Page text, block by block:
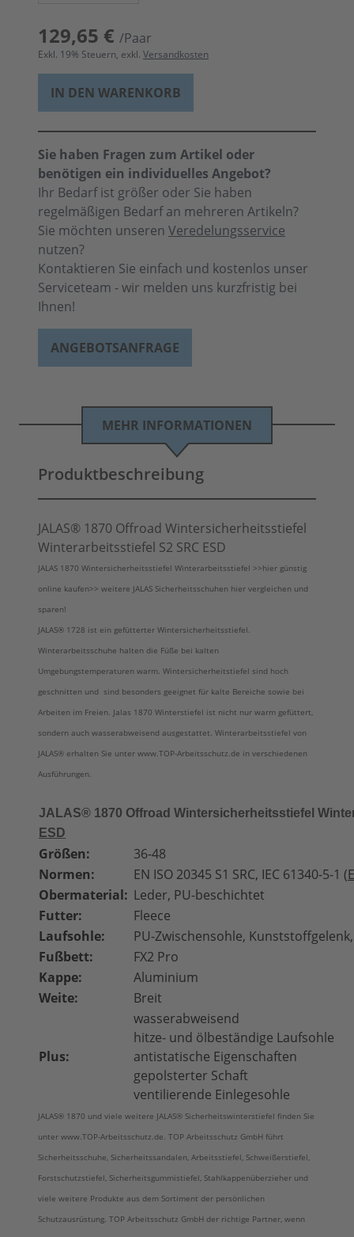
129,65 € /Paar
Exkl. 19% Steuern, exkl. Versandkosten
IN DEN WARENKORB
Sie haben Fragen zum Artikel oder
benötigen ein individuelles Angebot?
Ihr Bedarf ist größer oder Sie haben
regelmäßigen Bedarf an mehreren Artikeln?
Sie möchten unseren Veredelungsservice
nutzen?
Kontaktieren Sie einfach und kostenlos unser
Serviceteam - wir melden uns kurzfristig bei
Ihnen!
ANGEBOTSANFRAGE
MEHR INFORMATIONEN
Produktbeschreibung
JALAS® 1870 Offroad Wintersicherheitsstiefel
Winterarbeitsstiefel S2 SRC ESD
JALAS 1870 Wintersicherheitsstiefel Winterarbeitsstiefel >>hier günstig
online kaufen>> weitere JALAS Sicherheitsschuhen hier vergleichen und
sparen!
JALAS® 1728 ist ein gefütterter Wintersicherheitsstiefel.
Winterarbeitsschuhe halten die Füße bei kalten
Umgebungstemperaturen warm. Wintersicherheitstiefel sind hoch
geschnitten und sind besonders geeignet für kalte Bereiche sowie bei
Arbeiten im Freien. Jalas 1870 Winterstiefel ist nicht nur warm gefüttert,
sondern auch wasserabweisend ausgestattet. Winterarbeitsstiefel von
JALAS® erhalten Sie unter www.TOP-Arbeitsschutz.de in verschiedenen
Ausführungen.
JALAS® 1870 Offroad Wintersicherheitsstiefel
ESD
Größen:
36-48
Normen:
EN ISO 20345 S1 SRC, IEC 61340-5-1 (
Obermaterial: Leder, PU-beschichtet
Futter:
Fleece
Laufsohle:
PU-Zwischensohle,
Fußbett:
FX2 Pro
Kappe:
Aluminium
Weite:
Breit
Plus:
wasserabweisend
hitze- und ölbeständige Laufsohle
antistatische Eigenschaften
gepolsterter Schaft
ventilierende Einlegesohle
JALAS® 1870 und viele weitere JALAS® Sicherheitswinterstiefel finden Sie
unter www.TOP-Arbeitsschutz.de. TOP Arbeitsschutz GmbH führt
Sicherheitsschuhe, Sicherheitssandalen, Arbeitsstiefel, Schweißerstiefel,
Forstschutzstiefel, Sicherheitsgummistiefel, Stahlkappenüberzieher und
viele weitere Produkte aus dem Sortiment der persönlichen
Schutzausrüstung. TOP Arbeitsschutz GmbH der richtige Partner, wenn